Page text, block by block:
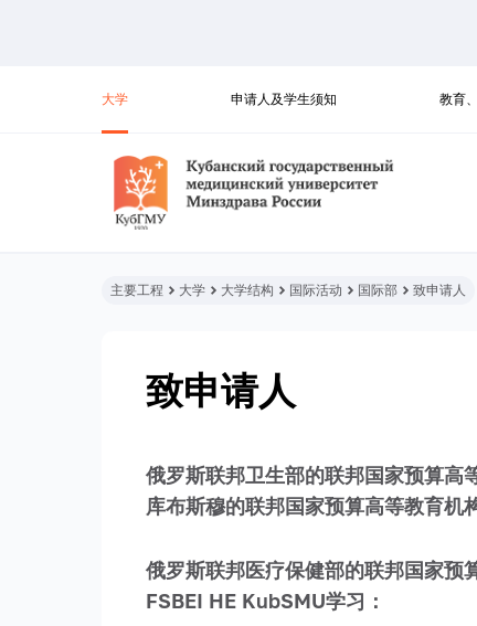
大学 申请人及学生须知 教育
主要工程 大学 大学结构 国际活动 国际部 致申请人
致申请人
俄罗斯联邦卫生部的联邦国家预算高
库布斯穆的联邦国家预算高等教育机
俄罗斯联邦医疗保健部的联邦国家预
FSBEI HE KubSMU学习：